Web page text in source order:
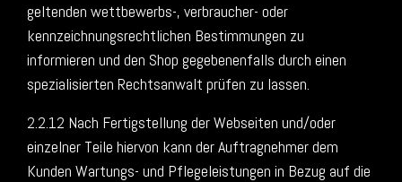
geltenden wettbewerbs-, verbraucher- oder
kennzeichnungsrechtlichen Bestimmungen zu
informieren und den Shop gegebenenfalls durch einen
spezialisierten Rechtsanwalt prüfen zu lassen.
2.2.12 Nach Fertigstellung der Webseiten und/oder
einzelner Teile hiervon kann der Auftragnehmer dem
Kunden Wartungs- und Pflegeleistungen in Bezug auf die